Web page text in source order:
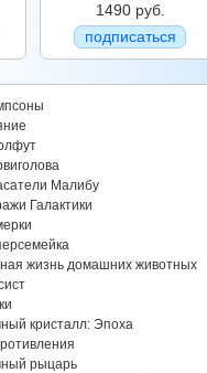
1490 руб.
подписаться
Малибу
Галактики
жизнь домашних животных
кристалл: Эпоха
рыцарь